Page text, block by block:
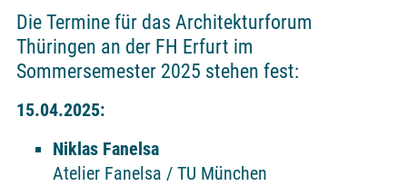
Die Termine für das Architekturforum
Thüringen an der FH Erfurt im
Sommersemester 2025 stehen fest:
15.04.2025:
Niklas Fanelsa
Atelier Fanelsa / TU München